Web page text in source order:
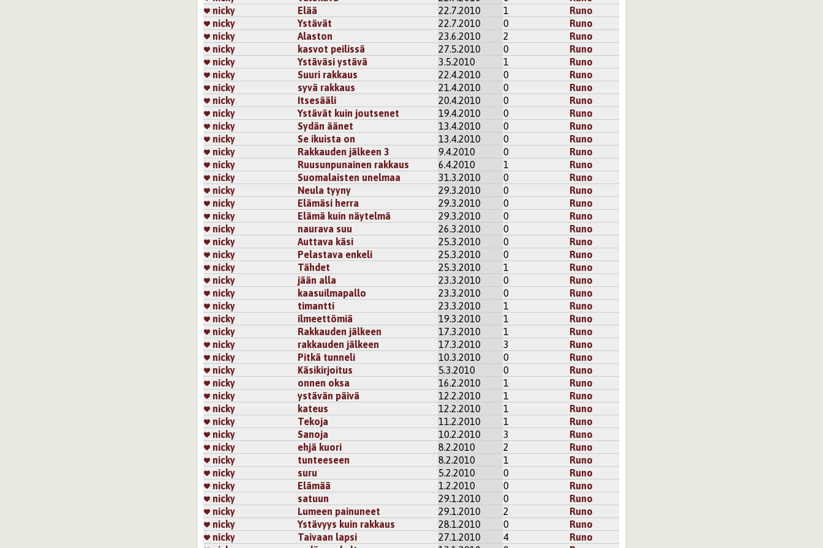
nicky
Elää 22.7.2010 1
Runo
nicky
Ystävät 22.7.2010 0
Runo
nicky
Alaston 23.6.2010 2
Runo
nicky
kasvot peilissä 27.5.2010 0
Runo
nicky
Ystäväsi ystävä 3.5.2010 1
Runo
nicky
Suuri rakkaus 22.4.2010 0
Runo
nicky
syvä rakkaus 21.4.2010 0
Runo
nicky
Itsesääli 20.4.2010 0
Runo
nicky
Ystävät kuin joutsenet 19.4.2010 0
Runo
nicky
Sydän äänet 13.4.2010 0
Runo
nicky
Se ikuista on 13.4.2010 0
Runo
nicky
Rakkauden jälkeen 3 9.4.2010 0
Runo
nicky
Ruusunpunainen rakkaus 6.4.2010 1
Runo
nicky
Suomalaisten unelmaa 31.3.2010 0
Runo
nicky
Neula tyyny 29.3.2010 0
Runo
nicky
Elämäsi herra 29.3.2010 0
Runo
nicky
Elämä kuin näytelmä 29.3.2010 0
Runo
nicky
naurava suu 26.3.2010 0
Runo
nicky
Auttava käsi 25.3.2010 0
Runo
nicky
Pelastava enkeli 25.3.2010 0
Runo
nicky
Tähdet 25.3.2010 1
Runo
nicky
jään alla 23.3.2010 0
Runo
nicky
kaasuilmapallo 23.3.2010 0
Runo
nicky
timantti 23.3.2010 1
Runo
nicky
ilmeettömiä 19.3.2010 1
Runo
nicky
Rakkauden jälkeen 17.3.2010 1
Runo
nicky
rakkauden jälkeen 17.3.2010 3
Runo
nicky
Pitkä tunneli 10.3.2010 0
Runo
nicky
Käsikirjoitus 5.3.2010 0
Runo
nicky
onnen oksa 16.2.2010 1
Runo
nicky
ystävän päivä 12.2.2010 1
Runo
nicky
kateus 12.2.2010 1
Runo
nicky
Tekoja 11.2.2010 1
Runo
nicky
Sanoja 10.2.2010 3
Runo
nicky
ehjä kuori 8.2.2010 2
Runo
nicky
tunteeseen 8.2.2010 1
Runo
nicky
suru 5.2.2010 0
Runo
nicky
Elämää 1.2.2010 0
Runo
nicky
satuun 29.1.2010 0
Runo
nicky
Lumeen painuneet 29.1.2010 2
Runo
nicky
Ystävyys kuin rakkaus 28.1.2010 0
Runo
nicky
Taivaan lapsi 27.1.2010 4
Runo